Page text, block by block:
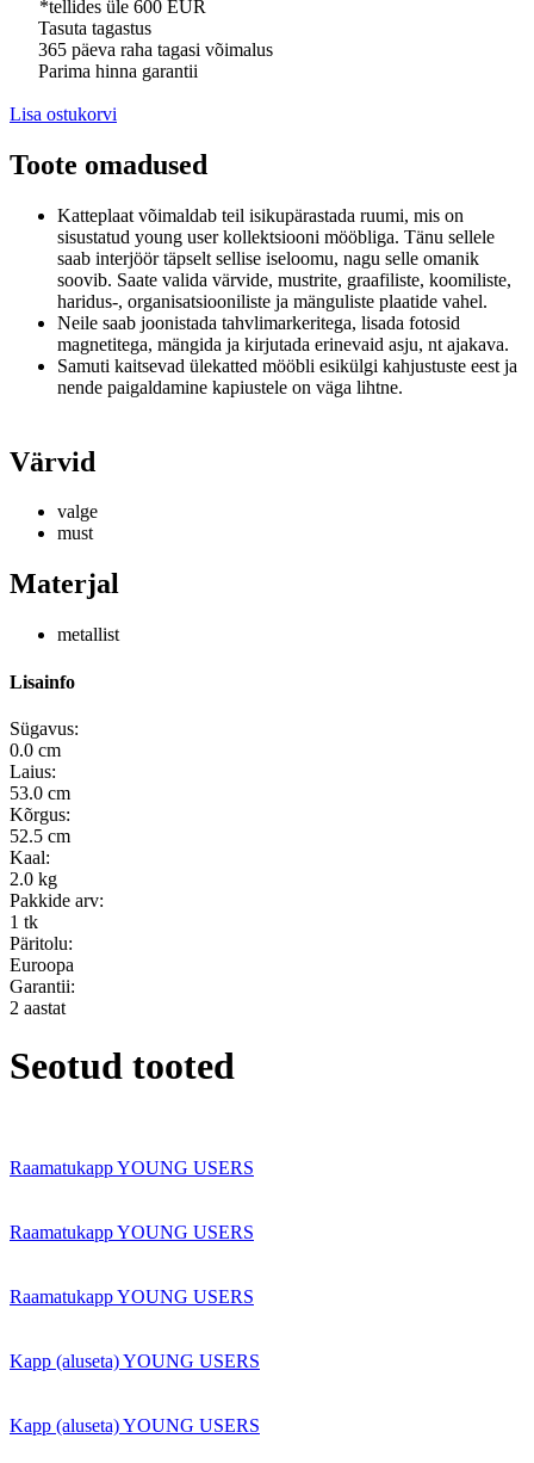
*tellides üle 600 EUR
Tasuta tagastus
365 päeva raha tagasi võimalus
Parima hinna garantii
Lisa ostukorvi
Toote omadused
Katteplaat võimaldab teil isikupärastada ruumi, mis on
sisustatud young user kollektsiooni mööbliga. Tänu sellele
saab interjöör täpselt sellise iseloomu, nagu selle omanik
soovib. Saate valida värvide, mustrite, graafiliste, koomiliste,
haridus-, organisatsiooniliste ja mänguliste plaatide vahel.
Neile saab joonistada tahvlimarkeritega, lisada fotosid
magnetitega, mängida ja kirjutada erinevaid asju, nt ajakava.
Samuti kaitsevad ülekatted mööbli esikülgi kahjustuste eest ja
nende paigaldamine kapiustele on väga lihtne.
Värvid
valge
must
Materjal
metallist
Lisainfo
Sügavus:
0.0 cm
Laius:
53.0 cm
Kõrgus:
52.5 cm
Kaal:
2.0 kg
Pakkide arv:
1 tk
Päritolu:
Euroopa
Garantii:
2 aastat
Seotud tooted
Raamatukapp YOUNG USERS
Raamatukapp YOUNG USERS
Raamatukapp YOUNG USERS
Kapp (aluseta) YOUNG USERS
Kapp (aluseta) YOUNG USERS